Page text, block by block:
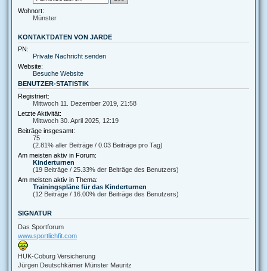
Wohnort:
Münster
KONTAKTDATEN VON JARDE
PN:
Private Nachricht senden
Website:
Besuche Website
BENUTZER-STATISTIK
Registriert:
Mittwoch 11. Dezember 2019, 21:58
Letzte Aktivität:
Mittwoch 30. April 2025, 12:19
Beiträge insgesamt:
75
(2.81% aller Beiträge / 0.03 Beiträge pro Tag)
Am meisten aktiv in Forum:
Kinderturnen
(19 Beiträge / 25.33% der Beiträge des Benutzers)
Am meisten aktiv in Thema:
Trainingspläne für das Kinderturnen
(12 Beiträge / 16.00% der Beiträge des Benutzers)
SIGNATUR
Das Sportforum
www.sportlichfit.com
HUK-Coburg Versicherung
Jürgen Deutschkämer Münster Mauritz